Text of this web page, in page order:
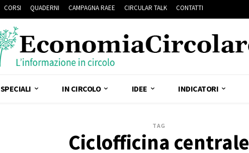
CORSI QUADERNI CAMPAGNA RAEE CIRCULAR TALK CONTATTI
SPECIALI IN CIRCOLO IDEE INDICATORI
TAG
Ciclofficina centrale